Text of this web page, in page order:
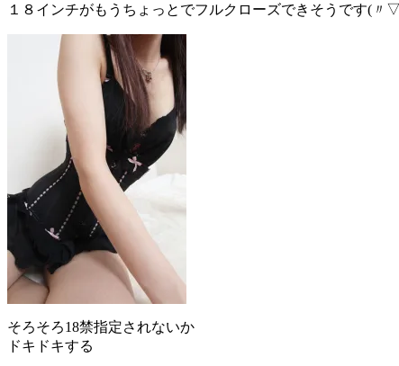
１８インチがもうちょっとでフルクローズできそうです(〃
そろそろ18禁指定されないか
ドキドキする